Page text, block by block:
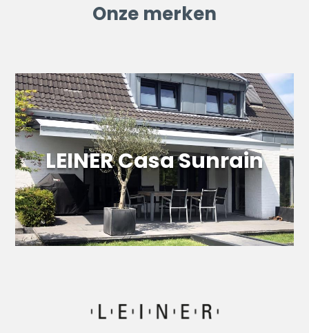
Onze merken
LEINER Casa Sunrain
LEINER Casa Sunrain
Meer informatie